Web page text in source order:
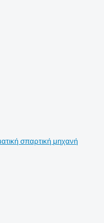
σπαρτική μηχανή